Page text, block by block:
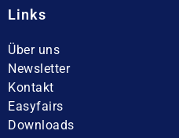
Links
Über uns
Newsletter
Kontakt
Easyfairs
Downloads